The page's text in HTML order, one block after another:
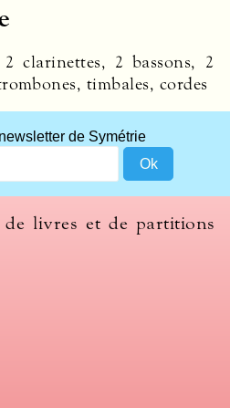
clarinettes, 2 bassons, 2
timbales, cordes
de Symétrie
livres et de partitions